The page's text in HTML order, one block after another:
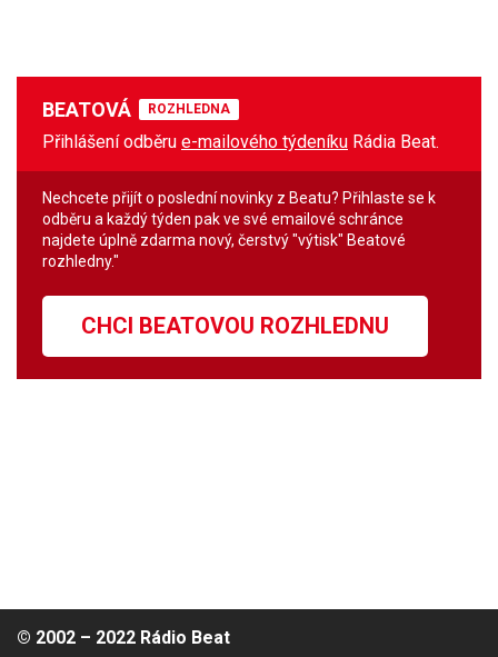
BEATOVÁ ROZHLEDNA
Přihlášení odběru e-mailového týdeníku Rádia Beat.
Nechcete přijít o poslední novinky z Beatu? Přihlaste se k
odběru a každý týden pak ve své emailové schránce
najdete úplně zdarma nový, čerstvý "výtisk" Beatové
rozhledny."
CHCI BEATOVOU ROZHLEDNU
© 2002 – 2022 Rádio Beat